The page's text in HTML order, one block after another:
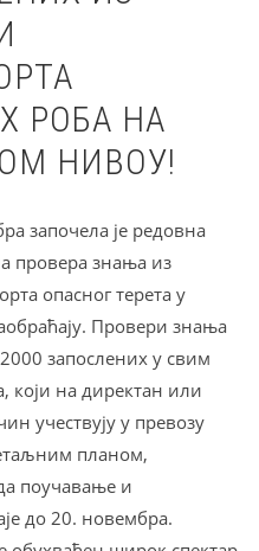
РОБА НА
НИВОУ!
започела је редовна
провера знања из
опасног терета у
Провери знања
запослених у свим
који на директан или
учествују у превозу
планом,
поучавање и
до 20. новембра.